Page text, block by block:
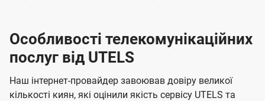
Особливості телекомунікаційних
послуг від UTELS
Наш інтернет-провайдер завоював довіру великої
кількості киян, які оцінили якість сервісу UTELS та